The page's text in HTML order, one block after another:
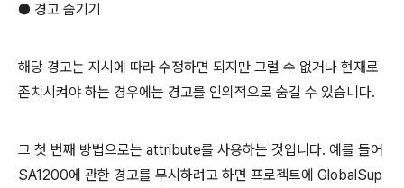
● 경고 숨기기
해당 경고는 지시에 따라 수정하면 되지만 그럴 수 없거나 현재로
존치시켜야 하는 경우에는 경고를 인의적으로 숨길 수 있습니다.
그 첫 번째 방법으로는 attribute를 사용하는 것입니다. 예를 들어
SA1200에 관한 경고를 무시하려고 하면 프로젝트에 GlobalSup